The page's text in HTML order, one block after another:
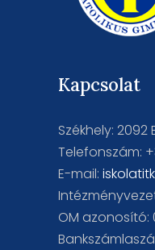
Kapcsolat
Székhely: 2092
Telefonszám:
E-mail:
OM azonosító: